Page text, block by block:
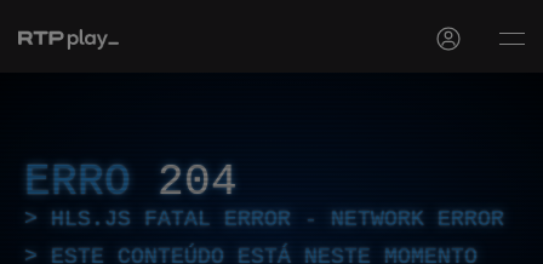
ERRO 204
HLS.JS FATAL ERROR - NETWORK ERROR
ESTE CONTEÚDO ESTÁ NESTE MOMENTO